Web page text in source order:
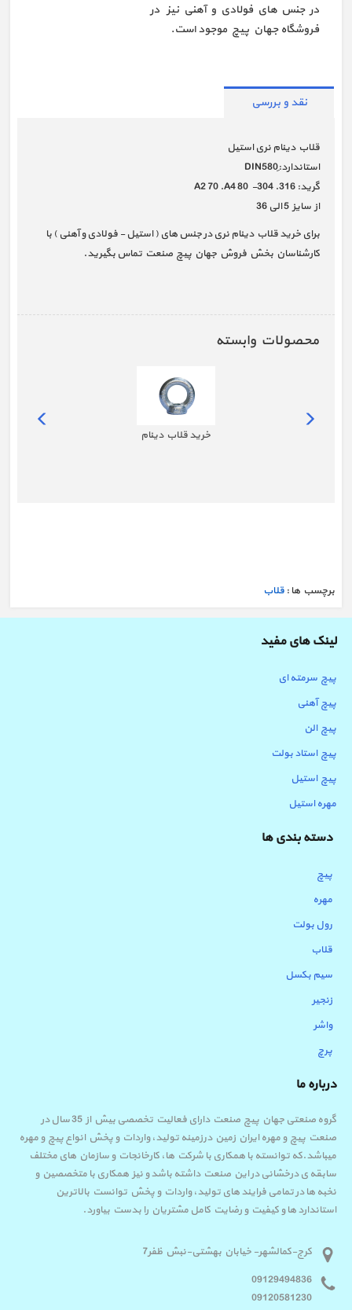
در جنس های فولادی و آهنی نیز در
فروشگاه جهان پیچ موجود است.
نقد و بررسی
قلاب دینام نری استیل
استاندارد:ِDIN580
گرید: A2 70 .A4 80 -304 .316
از سایز 5 الی 36
برای خرید قلاب دینام نری در جنس های ( استیل - فولادی و آهنی ) با
کارشناسان بخش فروش جهان پیچ صنعت تماس بگیرید.
محصولات وابسته
خرید قلاب دینام
برچسب ها : قلاب
لینک های مفید
پیچ سرمته ای
پیچ آهنی
پیچ الن
پیچ استاد بولت
پیچ استیل
مهره استیل
دسته بندی ها
پیچ
مهره
رول بولت
قلاب
سیم بکسل
زنجیر
واشر
پرچ
درباره ما
گروه صنعتی جهان پیچ صنعت دارای فعالیت تخصصی بیش از 35 سال در
صنعت پیچ و مهره ایران زمین درزمینه تولید، واردات و پخش انواع پیچ و مهره
میباشد.که توانسته با همکاری با شرکت ها، کارخانجات و سازمان های مختلف
سابقه ی درخشانی در این صنعت داشته باشد و نیز همکاری با متخصصین و
نخبه ها در تمامی فرایند های تولید، واردات و پخش توانست بالاترین
استاندارد ها و کیفیت و رضایت کامل مشتریان را بدست بیاورد.
کرج-کمالشهر- خیابان بهشتی-نبش ظفر7
09129494836
09120581230